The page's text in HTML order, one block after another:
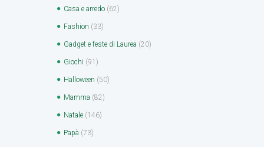
Casa e arredo (62)
Fashion (33)
Gadget e feste di Laurea (20)
Giochi (91)
Halloween (50)
Mamma (82)
Natale (146)
Papà (73)